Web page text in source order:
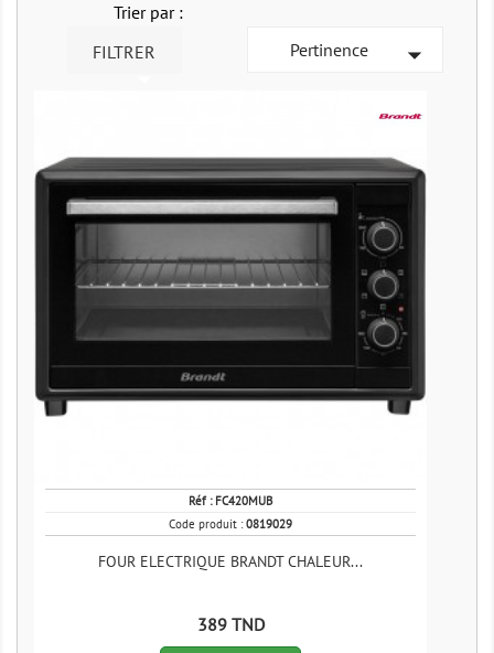
Trier par :
Pertinence

FILTRER
Réf : FC420MUB
Code produit :0819029
FOUR ELECTRIQUE BRANDT CHALEUR...
Prix
389 TND